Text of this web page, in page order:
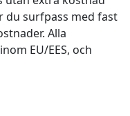
du surfpass med fast
Alla
EU/EES, och